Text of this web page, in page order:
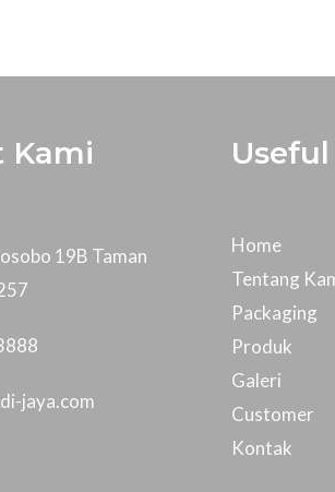
Kami
19B Taman
jaya.com
Home
Tentang
Packaging
Produk
Galeri
Customer
Kontak